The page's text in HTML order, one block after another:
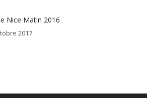
Nice Matin 2016
2017